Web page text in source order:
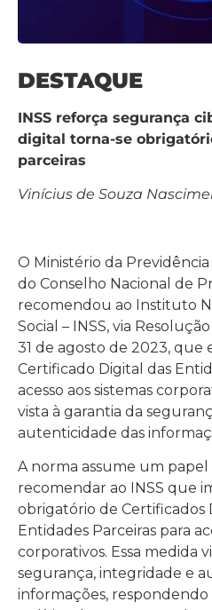
DESTAQUE
INSS reforça segurança
digital torna-se
parceiras
Vinícius de Souza
O Ministério da
do Conselho Nacional de
recomendou ao Instituto
Social – INSS, via
31 de agosto de 2023, que
Certificado Digital das
acesso aos sistemas
vista à garantia da
autenticidade das
A norma assume um
recomendar ao INSS que
obrigatório de Certificados
Entidades Parceiras para
corporativos. Essa medida
segurança, integridade e
informações, respondendo